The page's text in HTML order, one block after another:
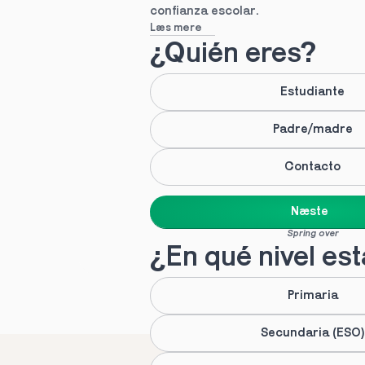
confianza escolar.
Læs mere
¿Quién eres?
Estudiante
Padre/madre
Contacto
Næste
Spring over
¿En qué nivel
Primaria
Secundaria (ESO)